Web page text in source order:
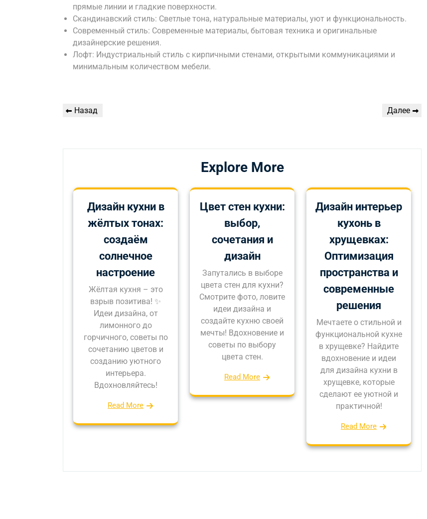
прямые линии и гладкие поверхности.
Скандинавский стиль: Светлые тона, натуральные материалы, уют и функциональность.
Современный стиль: Современные материалы, бытовая техника и оригинальные
дизайнерские решения.
Лофт: Индустриальный стиль с кирпичными стенами, открытыми коммуникациями и
минимальным количеством мебели.
Навигация
записям
Предыдущая
Назад
Следующая
Далее
Explore More
Дизайн кухни в
жёлтых тонах:
создаём
солнечное
настроение
Жёлтая кухня – это
взрыв позитива! ✨
Идеи дизайна, от
лимонного до
горчичного, советы по
сочетанию цветов и
созданию уютного
интерьера.
Вдохновляйтесь!
Read More
Цвет стен кухни:
выбор,
сочетания и
дизайн
Запутались в выборе
цвета стен для кухни?
Смотрите фото, ловите
идеи дизайна и
создайте кухню своей
мечты! Вдохновение и
советы по выбору
цвета стен.
Read More
Дизайн интерьер
кухонь в
хрущевках:
Оптимизация
пространства и
современные
решения
Мечтаете о стильной и
функциональной кухне
в хрущевке? Найдите
вдохновение и идеи
для дизайна кухни в
хрущевке, которые
сделают ее уютной и
практичной!
Read More